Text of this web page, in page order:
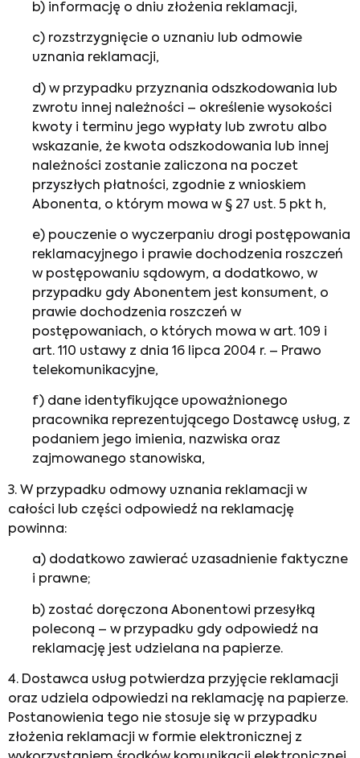
b) informację o dniu złożenia reklamacji,
c) rozstrzygnięcie o uznaniu lub odmowie
uznania reklamacji,
d) w przypadku przyznania odszkodowania lub
zwrotu innej należności – określenie wysokości
kwoty i terminu jego wypłaty lub zwrotu albo
wskazanie, że kwota odszkodowania lub innej
należności zostanie zaliczona na poczet
przyszłych płatności, zgodnie z wnioskiem
Abonenta, o którym mowa w § 27 ust. 5 pkt h,
e) pouczenie o wyczerpaniu drogi postępowania
reklamacyjnego i prawie dochodzenia roszczeń
w postępowaniu sądowym, a dodatkowo, w
przypadku gdy Abonentem jest konsument, o
prawie dochodzenia roszczeń w
postępowaniach, o których mowa w art. 109 i
art. 110 ustawy z dnia 16 lipca 2004 r. – Prawo
telekomunikacyjne,
f) dane identyfikujące upoważnionego
pracownika reprezentującego Dostawcę usług, z
podaniem jego imienia, nazwiska oraz
zajmowanego stanowiska,
3. W przypadku odmowy uznania reklamacji w
całości lub części odpowiedź na reklamację
powinna:
a) dodatkowo zawierać uzasadnienie faktyczne
i prawne;
b) zostać doręczona Abonentowi przesyłką
poleconą – w przypadku gdy odpowiedź na
reklamację jest udzielana na papierze.
4. Dostawca usług potwierdza przyjęcie reklamacji
oraz udziela odpowiedzi na reklamację na papierze.
Postanowienia tego nie stosuje się w przypadku
złożenia reklamacji w formie elektronicznej z